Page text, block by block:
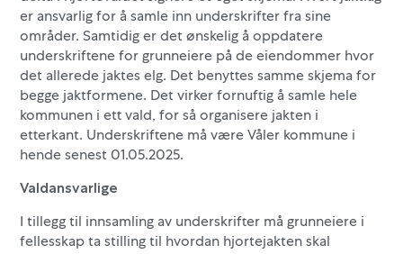
er ansvarlig for å samle inn underskrifter fra sine
områder. Samtidig er det ønskelig å oppdatere
underskriftene for grunneiere på de eiendommer hvor
det allerede jaktes elg. Det benyttes samme skjema for
begge jaktformene. Det virker fornuftig å samle hele
kommunen i ett vald, for så organisere jakten i
etterkant. Underskriftene må være Våler kommune i
hende senest 01.05.2025.
Valdansvarlige
I tillegg til innsamling av underskrifter må grunneiere i
fellesskap ta stilling til hvordan hjortejakten skal